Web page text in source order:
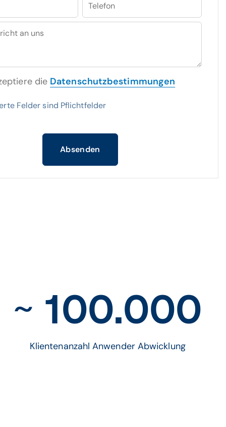
Telefon
an uns
die Datenschutzbestimmungen
Felder sind Pflichtfelder
Absenden
~ 100.000
Klientenanzahl Anwender Abwicklung